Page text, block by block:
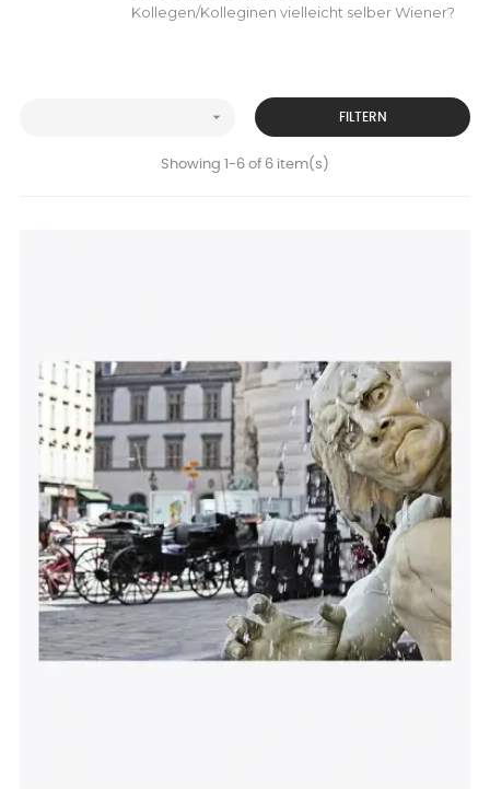
Kollegen/Kolleginen vielleicht selber Wiener?
 FILTERN
Showing 1-6 of 6 item(s)